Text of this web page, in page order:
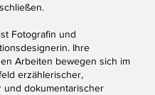
Fotografin und
Ihre
Arbeiten bewegen sich im
erzählerischer,
und dokumentarischer